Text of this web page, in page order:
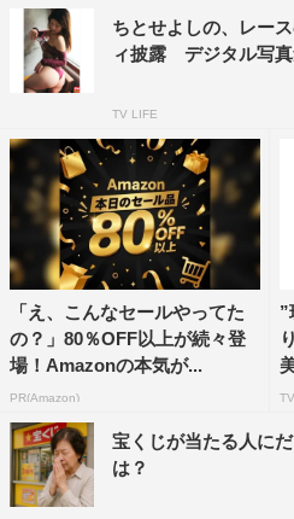
ちとせよしの、レー
ィ披露 デジタル写
TV LIFE
「え、こんなセールやってた
の？」80％OFF以上が続々登
場！Amazonの本気が...
PR(Amazon)
”
宝くじが当たる人に
は？